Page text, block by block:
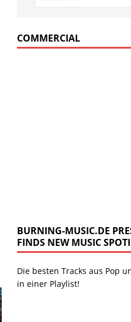
COMMERCIAL
BURNING-MUSIC.DE
FINDS NEW MUSIC
Die besten Tracks aus Pop
in einer Playlist!